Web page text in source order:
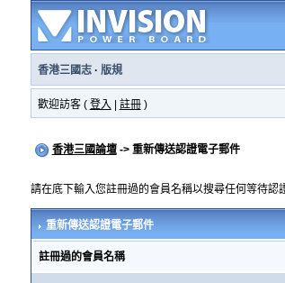
香港三國志· 版規
歡迎訪客 ( 登入 註冊)
香港三國論壇-> 重新傳送認證電子郵件
請在底下輸入您註冊過的會員名稱以搜尋任何等待認
重新傳送認證電子郵件
註冊過的會員名稱